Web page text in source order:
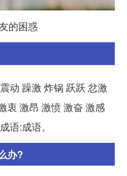
的困惑
动 躁激 炸锅 跃跃 忿激
衷 激昂 激愤 激奋 激感
语:成语。
办?